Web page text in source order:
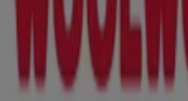
Schnäppchen Supermärkte
und Accessoires
Elektromärkte
Parfümerie
Baumärkte und
Gartencenter Biomärkte Discounter
und Baby Auto, Motorrad und
Werkstatt
Kaufhäuser Reisen und